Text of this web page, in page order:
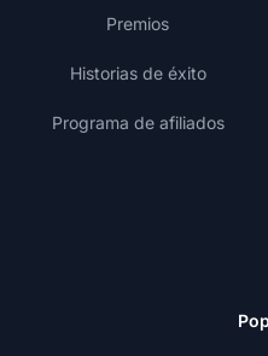
Premios
Historias de éxito
Programa de afiliados